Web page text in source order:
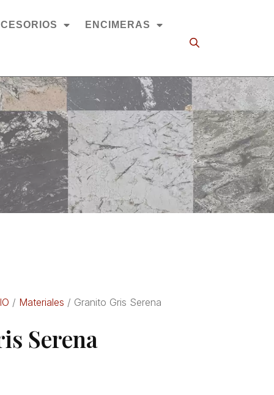
ENCIMERAS
/ Materiales / Granito Gris Serena
Serena